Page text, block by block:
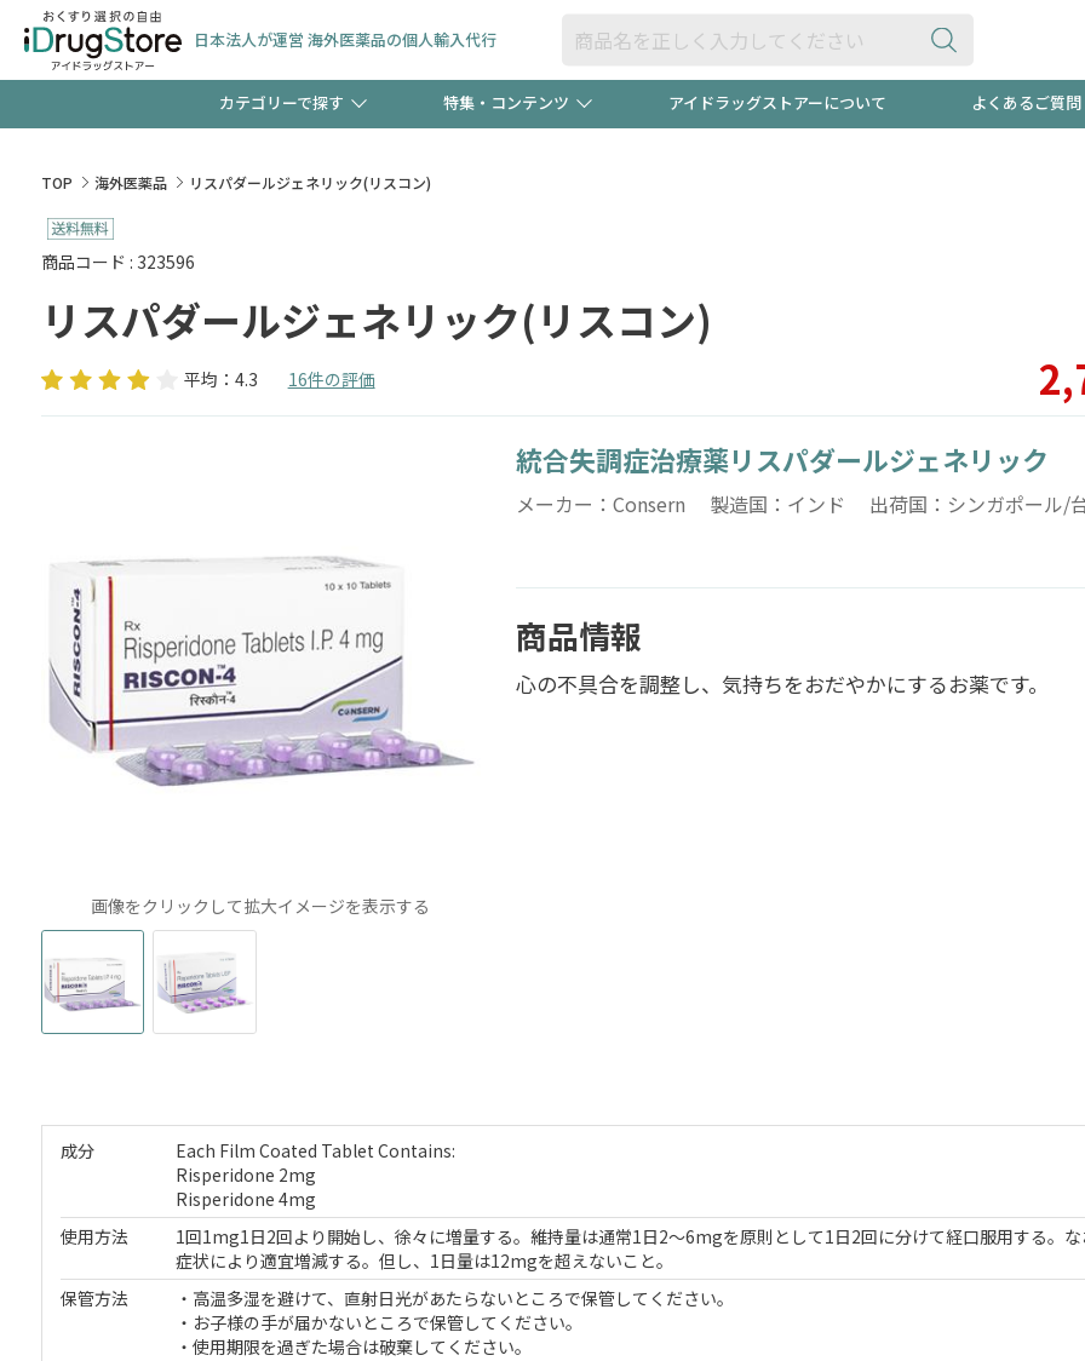
日本法人が運営 海外医薬品の個人輸入代行
カテゴリーで探す
検査キット ペット用品
特集・コンテンツ
【週末限定】新規会員登録ポイント2倍600円分プレ
【早割
極冷メントールで、夏の頭皮ストレスを完全リセッ
ト！
新規登
当店スタッフが贈る音声プログラム 友だち
アイドラッグストアーについて よくあるご質問
TOP 海外医薬品 リスパダールジェネリック(リスコン)
商品コード : 323596
リスパダールジェネリック(リスコン)
平均：4.3 16件の評価
画像をクリックして拡大イメージを表示する
統合失調症治療薬リスパダールジェネリック
メーカー：Consern 製造国：インド 出荷国：シンガポール/
商品情報
心の不具合を調整し、気持ちをおだやかにするお薬です。
成分
Each Film Coated Tablet Contains:
Risperidone 2mg
Risperidone 4mg
使用方法
1回1mg1日2回より開始し、徐々に増量する。維持量は通常1日2～6mgを原則として1日2回に分けて経口服用する。な
症状により適宜増減する。但し、1日量は12mgを超えないこと。
保管方法
・高温多湿を避けて、直射日光があたらないところで保管してください。
・お子様の手が届かないところで保管してください。
・使用期限を過ぎた場合は破棄してください。